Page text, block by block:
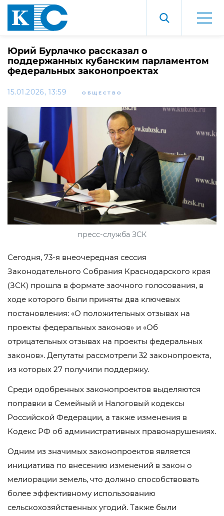
Юрий Бурлачко рассказал о
поддержанных кубанским парламентом
федеральных законопроектах
15.01.2026, 13:59 ОБЩЕСТВО
пресс-служба ЗСК
Сегодня, 73-я внеочередная сессия
Законодательного Собрания Краснодарского края
(ЗСК) прошла в формате заочного голосования, в
ходе которого были приняты два ключевых
постановления: «О положительных отзывах на
проекты федеральных законов» и «Об
отрицательных отзывах на проекты федеральных
законов». Депутаты рассмотрели 32 законопроекта,
из которых 27 получили поддержку.
Среди одобренных законопроектов выделяются
поправки в Семейный и Налоговый кодексы
Российской Федерации, а также изменения в
Кодекс РФ об административных правонарушениях.
Одним из значимых законопроектов является
инициатива по внесению изменений в закон о
мелиорации земель, что должно способствовать
более эффективному использованию
сельскохозяйственных угодий. Также были